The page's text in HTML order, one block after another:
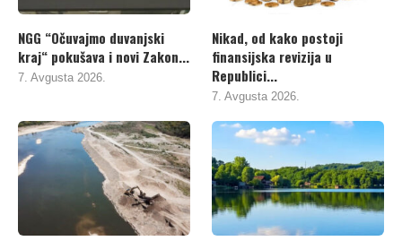
NGG “Očuvajmo duvanjski
kraj“ pokušava i novi Zakon...
7. Avgusta 2026.
Nikad, od kako postoji
finansijska revizija u
Republici...
7. Avgusta 2026.